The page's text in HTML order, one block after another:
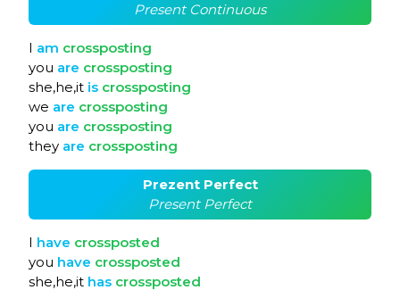
Present Continuous
I am crossposting
you are crossposting
she,he,it is crossposting
we are crossposting
you are crossposting
they are crossposting
Prezent Perfect
Present Perfect
I have crossposted
you have crossposted
she,he,it has crossposted